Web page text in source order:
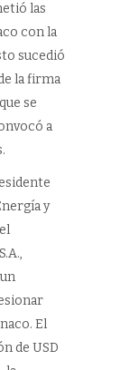
las
con la
sucedió
la firma
se
a
y
El
de USD